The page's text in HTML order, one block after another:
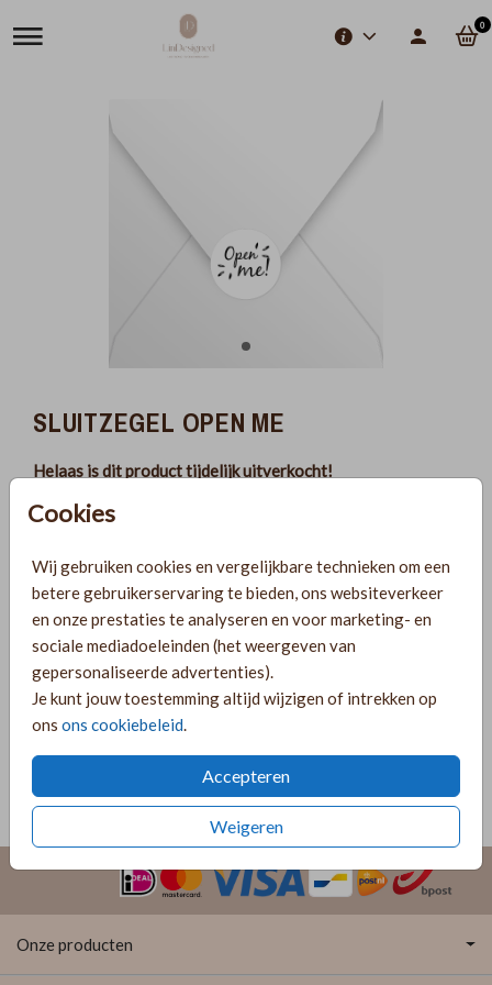
0
Cookies
Wij gebruiken cookies en vergelijkbare technieken om een
betere gebruikerservaring te bieden, ons websiteverkeer
en onze prestaties te analyseren en voor marketing- en
sociale mediadoeleinden (het weergeven van
gepersonaliseerde advertenties).
Je kunt jouw toestemming altijd wijzigen of intrekken op
ons ons cookiebeleid.
Accepteren
Weigeren
SLUITZEGEL OPEN ME
Helaas is dit product tijdelijk uitverkocht!
Voor 18:00 uur besteld, morgen in huis!
Ruime keuze uit producten voor bij je kaartje
OMSCHRIJVING
Sluitzegel open me
per 25 zegels
Onze producten